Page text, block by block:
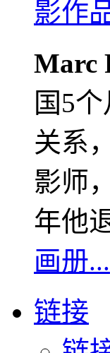
Marc
国5
关系
影师
年他
画册...
链接